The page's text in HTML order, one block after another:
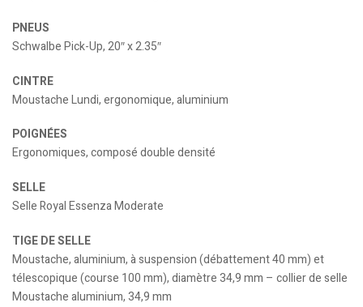
PNEUS
Schwalbe Pick-Up, 20″ x 2.35″
CINTRE
Moustache Lundi, ergonomique, aluminium
POIGNÉES
Ergonomiques, composé double densité
SELLE
Selle Royal Essenza Moderate
TIGE DE SELLE
Moustache, aluminium, à suspension (débattement 40 mm) et
télescopique (course 100 mm), diamètre 34,9 mm – collier de selle
Moustache aluminium, 34,9 mm